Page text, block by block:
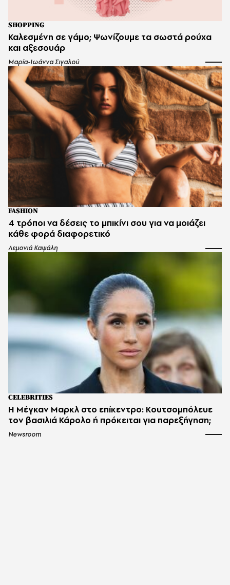
SHOPPING
Καλεσμένη σε γάμο; Ψωνίζουμε τα σωστά ρούχα
και αξεσουάρ
Μαρία-Ιωάννα Σιγαλού
FASHION
4 τρόποι να δέσεις το μπικίνι σου για να μοιάζει
κάθε φορά διαφορετικό
Λεμονιά Καψάλη
CELEBRITIES
Η Μέγκαν Μαρκλ στο επίκεντρο: Κουτσομπόλευε
τον βασιλιά Κάρολο ή πρόκειται για παρεξήγηση;
Newsroom